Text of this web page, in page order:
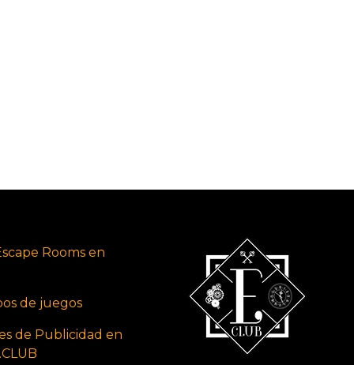
Rooms en
de juegos
de Publicidad en